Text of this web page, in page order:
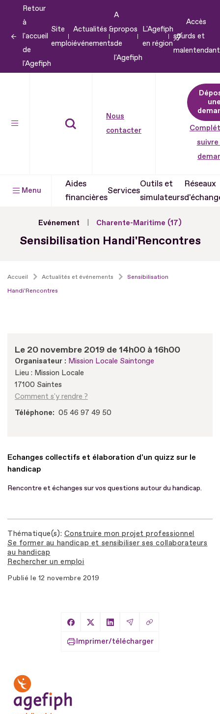
contenu
Retour
à
l'accueil
de
l'Agefiph
Site
emploi
Actualités &
événements
A
propos
de
l'Agefiph
L'Agefiph
en région
Accès
sourds et
Nous
contacter
suivre
Menu
Aides
financières
Services
Outils et
simulateurs
Réseaux
Evénement Charente-Maritime (17)
Sensibilisation Handi'Rencontres
Accueil Actualités et événements
Sensibilisation
Handi'Rencontres
Le 20 novembre 2019 de 14h00 à 16h00
Organisateur : Mission Locale Saintonge
Lieu : Mission Locale
17100 Saintes
Comment s'y rendre ?
Téléphone
05 46 97 49 50
Echanges collectifs et élaboration d'un quizz sur le
handicap
Rencontre et échanges sur vos questions autour du handicap.
Thématique(s) Construire mon projet professionnel
Se former au handicap et sensibiliser ses collaborateurs
au handicap
Rechercher un emploi
Publié le 12 novembre 2019
Partager sur Facebook
Partager sur X
Partager sur LinkedIn
Partager par Email
Copier le lien
Imprimer/télécharger